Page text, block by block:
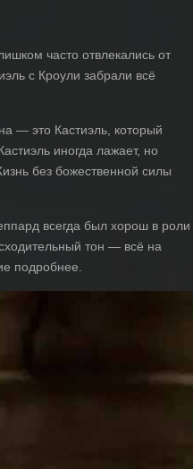
часто отвлекались от
с Кроули забрали всё
— это Кастиэль, который
иногда лажает, но
без божественной силы
всегда был хорош в роли
тон — всё на
подробнее.